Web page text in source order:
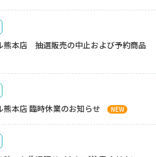
熊本店 抽選販売の中止および予約商品
熊本店 臨時休業のお知らせ NEW